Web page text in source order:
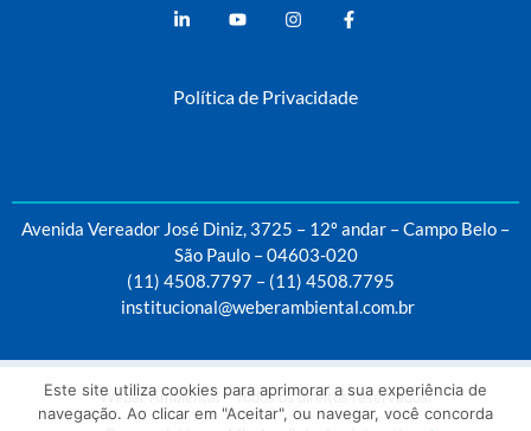
Política de Privacidade
Avenida Vereador José Diniz, 3725 – 12º andar – Campo Belo –
São Paulo – 04603-020
(11) 4508.7797– (11) 4508.7795
institucional@weberambiental.com.br
Weber Ambiental – Todos os direitos reservados.
Este site utiliza cookies para aprimorar a sua experiência de
navegação. Ao clicar em "Aceitar", ou navegar, você concorda